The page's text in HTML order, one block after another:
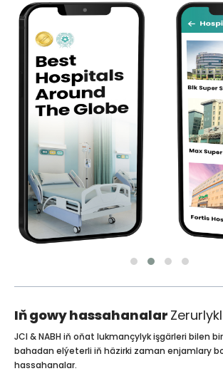
Iň gowy hassahanalar
JCI & NABH iň oňat lukmançylyk işgärleri bilen
bahadan elýeterli iň häzirki zaman enjamlary
hassahanalar.